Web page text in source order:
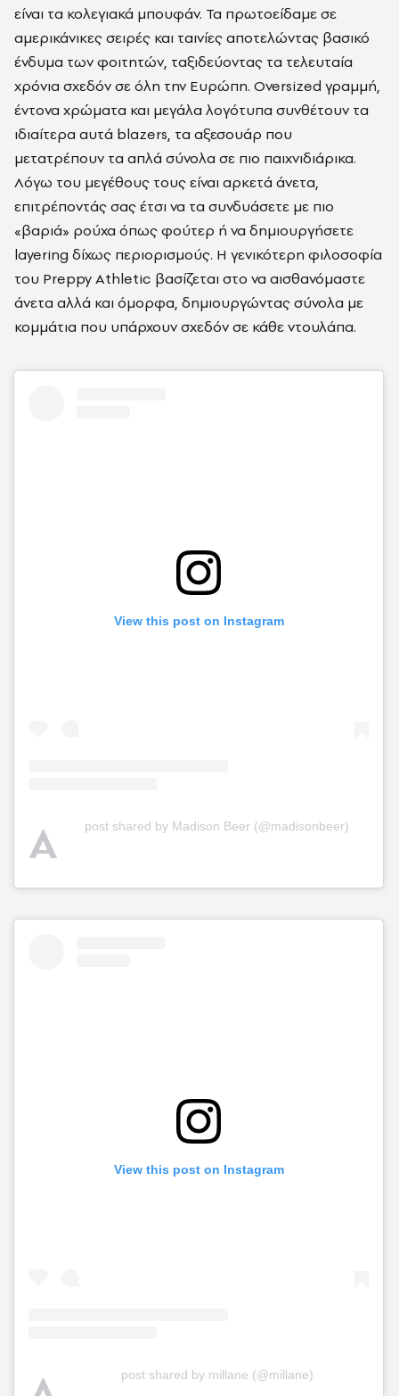
είναι τα κολεγιακά μπουφάν. Τα πρωτοείδαμε σε
αμερικάνικες σειρές και ταινίες αποτελώντας βασικό
ένδυμα των φοιτητών, ταξιδεύοντας τα τελευταία
χρόνια σχεδόν σε όλη την Ευρώπη. Oversized γραμμή,
έντονα χρώματα και μεγάλα λογότυπα συνθέτουν τα
ιδιαίτερα αυτά blazers, τα αξεσουάρ που
μετατρέπουν τα απλά σύνολα σε πιο παιχνιδιάρικα.
Λόγω του μεγέθους τους είναι αρκετά άνετα,
επιτρέποντάς σας έτσι να τα συνδυάσετε με πιο
«βαριά» ρούχα όπως φούτερ ή να δημιουργήσετε
layering δίχως περιορισμούς. Η γενικότερη φιλοσοφία
του Preppy Athletic βασίζεται στο να αισθανόμαστε
άνετα αλλά και όμορφα, δημιουργώντας σύνολα με
κομμάτια που υπάρχουν σχεδόν σε κάθε ντουλάπα.
View this post on Instagram
A post shared by Madison Beer (@madisonbeer)
View this post on Instagram
post shared by millane (@millane)